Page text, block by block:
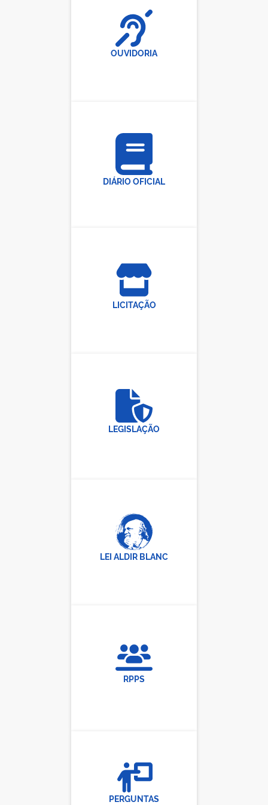
OUVIDORIA
DIÁRIO OFICIAL
LICITAÇÃO
LEGISLAÇÃO
LEI ALDIR BLANC
RPPS
PERGUNTAS